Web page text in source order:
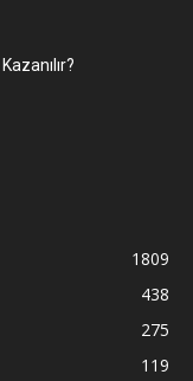
1809
438
275
119